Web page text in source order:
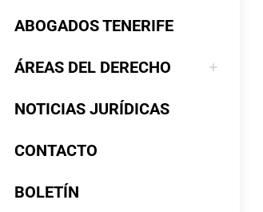
ABOGADOS TENERIFE
ÁREAS DEL DERECHO
NOTICIAS JURÍDICAS
CONTACTO
BOLETÍN